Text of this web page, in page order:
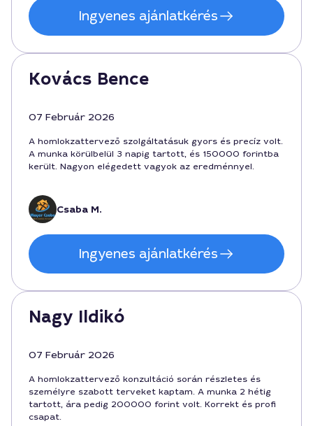
Ingyenes ajánlatkérés
Kovács Bence
07 Február 2026
A homlokzattervező szolgáltatásuk gyors és precíz volt.
A munka körülbelül 3 napig tartott, és 150000 forintba
került. Nagyon elégedett vagyok az eredménnyel.
Csaba M.
Ingyenes ajánlatkérés
Nagy Ildikó
07 Február 2026
A homlokzattervező konzultáció során részletes és
személyre szabott terveket kaptam. A munka 2 hétig
tartott, ára pedig 200000 forint volt. Korrekt és profi
csapat.